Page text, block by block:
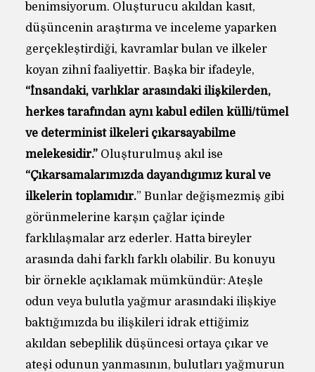
benimsiyorum. Oluşturucu akıldan kasıt,
düşüncenin araştırma ve inceleme yaparken
gerçekleştirdiği, kavramlar bulan ve ilkeler
koyan zihnî faaliyettir. Başka bir ifadeyle,
“İnsandaki, varlıklar arasındaki ilişkilerden,
herkes tarafından aynı kabul edilen külli/tümel
ve determinist ilkeleri çıkarsayabilme
melekesidir.” Oluşturulmuş akıl ise
“Çıkarsamalarımızda dayandığımız kural ve
ilkelerin toplamıdır.” Bunlar değişmezmiş gibi
görünmelerine karşın çağlar içinde
farklılaşmalar arz ederler. Hatta bireyler
arasında dahi farklı farklı olabilir. Bu konuyu
bir örnekle açıklamak mümkündür: Ateşle
odun veya bulutla yağmur arasındaki ilişkiye
baktığımızda bu ilişkileri idrak ettiğimiz
akıldan sebeplilik düşüncesi ortaya çıkar ve
ateşi odunun yanmasının, bulutları yağmurun